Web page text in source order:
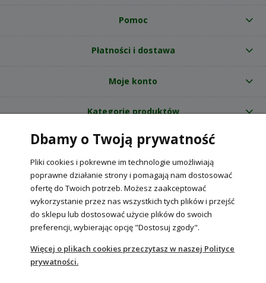
Pomoc
Płatności i dostawa
Moje konto
Kategorie produktów
O nas
Internetowy sklep ogrodniczy z nasionami RajOgrodnika.pl
NIP: 6090037061, REGON: 260240470 | Czarnca, ul. Tęczowa 31, 29-100
POKAŻ PEŁNĄ WERSJĘ STRONY
Sklep internetowy Shoper Premium
Dbamy o Twoją prywatność
Pliki cookies i pokrewne im technologie umożliwiają
poprawne działanie strony i pomagają nam dostosować
ofertę do Twoich potrzeb. Możesz zaakceptować
wykorzystanie przez nas wszystkich tych plików i przejść
do sklepu lub dostosować użycie plików do swoich
preferencji, wybierając opcję "Dostosuj zgody".
Więcej o plikach cookies przeczytasz w naszej Polityce
prywatności.